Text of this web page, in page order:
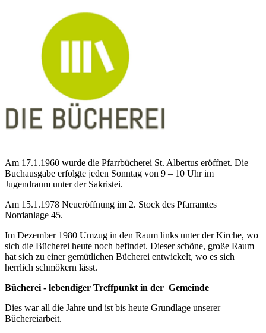
Am 17.1.1960 wurde die Pfarrbücherei St. Albertus eröffnet. Die
Buchausgabe erfolgte jeden Sonntag von 9 – 10 Uhr im
Jugendraum unter der Sakristei.
Am 15.1.1978 Neueröffnung im 2. Stock des Pfarramtes
Nordanlage 45.
Im Dezember 1980 Umzug in den Raum links unter der Kirche, wo
sich die Bücherei heute noch befindet. Dieser schöne, große Raum
hat sich zu einer gemütlichen Bücherei entwickelt, wo es sich
herrlich schmökern lässt.
Bücherei - lebendiger Treffpunkt in der Gemeinde
Dies war all die Jahre und ist bis heute Grundlage unserer
Büchereiarbeit.